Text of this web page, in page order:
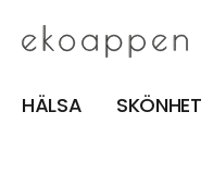
HÄLSA SKÖNHET